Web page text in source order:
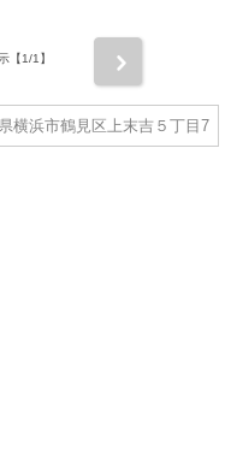
【1/1】
横浜市鶴見区上末吉５丁目7